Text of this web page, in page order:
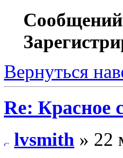
Вернуться
Re: Красное
lvsmith » 22